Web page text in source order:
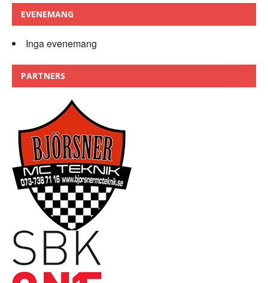
EVENEMANG
Inga evenemang
PARTNERS